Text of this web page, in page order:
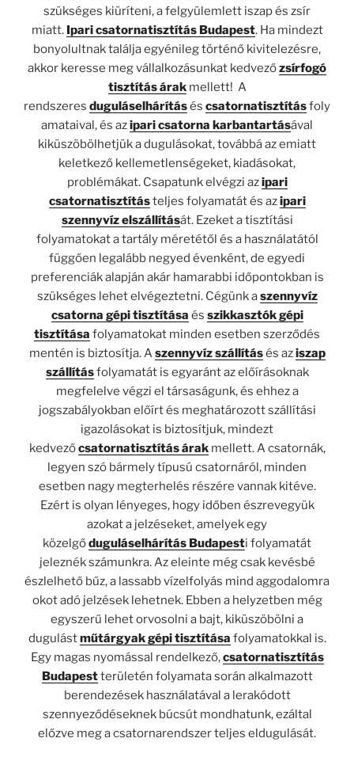
szükséges kiüríteni, a felgyülemlett iszap és zsír
miatt. Ipari csatornatisztítás Budapest. Ha mindezt
bonyolultnak találja egyénileg történő kivitelezésre,
akkor keresse meg vállalkozásunkat kedvezőzsírfogó
tisztítás árakmellett! A
rendszeres duguláselhárításés csatornatisztításfoly
amataival, és azipari csatorna karbantartásával
kiküszöbölhetjük a dugulásokat, továbbá az emiatt
keletkező kellemetlenségeket, kiadásokat,
problémákat. Csapatunk elvégzi azipari
csatornatisztításteljes folyamatát és azipari
szennyvíz elszállítását. Ezeket a tisztítási
folyamatokat a tartály méretétől és a használatától
függően legalább negyed évenként, de egyedi
preferenciák alapján akár hamarabbi időpontokban is
szükséges lehet elvégeztetni. Cégünk aszennyvíz
csatorna gépi tisztítása és szikkasztók gépi
tisztítása folyamatokat minden esetben szerződés
mentén is biztosítja. Aszennyvíz szállításés aziszap
szállításfolyamatát is egyaránt az előírásoknak
megfelelve végzi el társaságunk, és ehhez a
jogszabályokban előírt és meghatározott szállítási
igazolásokat is biztosítjuk, mindezt
kedvezőcsatornatisztítás árakmellett. A csatornák,
legyen szó bármely típusú csatornáról, minden
esetben nagy megterhelés részére vannak kitéve.
Ezért is olyan lényeges, hogy időben észrevegyük
azokat a jelzéseket, amelyek egy
közelgőduguláselhárítás Budapesti folyamatát
jeleznék számunkra. Az eleinte még csak kevésbé
észlelhető bűz, a lassabb vízelfolyás mind aggodalomra
okot adó jelzések lehetnek. Ebben a helyzetben még
egyszerű lehet orvosolni a bajt, kiküszöbölni a
dugulástműtárgyak gépi tisztítása folyamatokkal is.
Egy magas nyomással rendelkező,csatornatisztítás
Budapestterületén folyamata során alkalmazott
berendezések használatával a lerakódott
szennyeződéseknek búcsút mondhatunk, ezáltal
előzve meg a csatornarendszer teljes eldugulását.